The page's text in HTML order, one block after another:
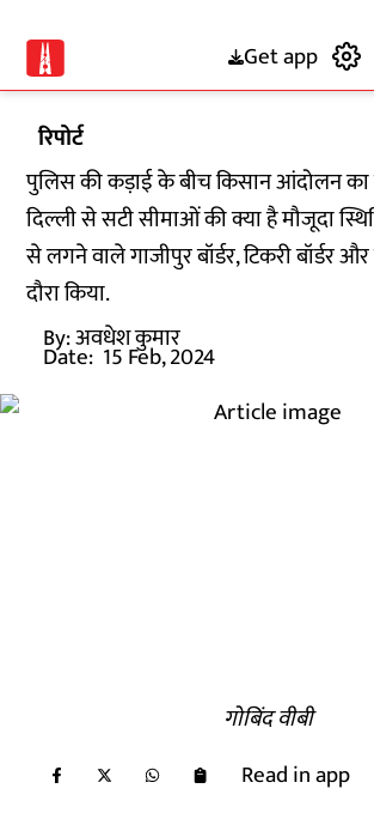
Get app
रिपोर्ट
पुलिस की कड़ाई के बीच किसान आंदोलन
दिल्ली से सटी सीमाओं की क्या है मौजूदा
से लगने वाले गाजीपुर बॉर्डर, टिकरी बॉर्डर और
दौरा किया.
By:अवधेश कुमार
Date: 15 Feb, 2024
गोबिंद वीबी
Read in app